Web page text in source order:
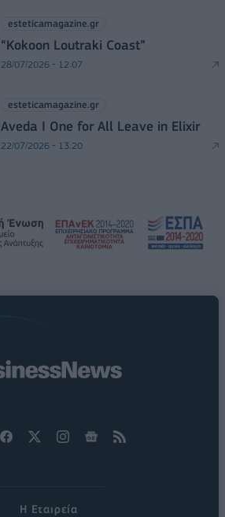
esteticamagazine.gr
“Kokoon Loutraki Coast”
28/07/2026 - 12:07
esteticamagazine.gr
Aveda I One for All Leave in Elixir
22/07/2026 - 13:20
Η Εταιρεία